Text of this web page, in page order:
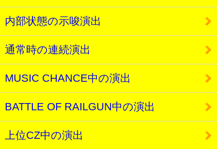
内部状態の示唆演出
通常時の連続演出
MUSIC CHANCE中の演出
BATTLE OF RAILGUN中の演出
上位CZ中の演出